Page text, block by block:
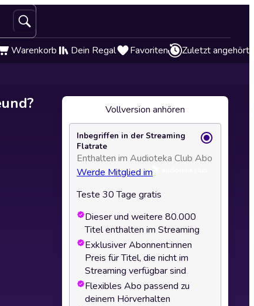
Warenkorb Dein Regal Favoriten Zuletzt angehört
Vollversion anhören
Inbegriffen in der Streaming
Flatrate
Enthalten im Audioteka Club Abo
Werde Mitglied im
Teste 30 Tage gratis
Dieser und weitere 80.000
Titel enthalten im Streaming
Exklusiver Abonnent:innen
Preis für Titel, die nicht im
Streaming verfügbar sind
Flexibles Abo passend zu
deinem Hörverhalten